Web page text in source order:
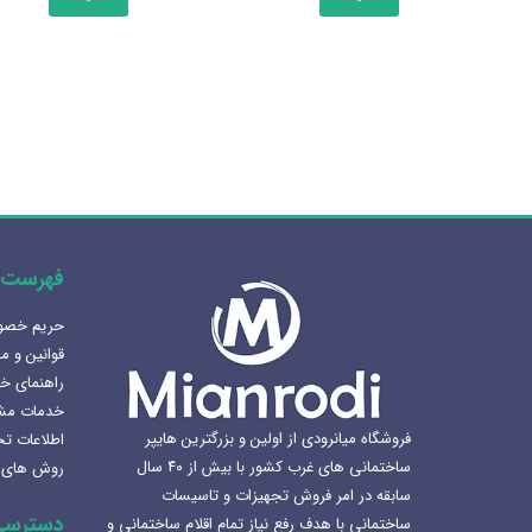
ممکن
صفحه
محصول
انتخاب
شوند
فروشگاه میانرودی از اولین و بزرگترین هایپر
ساختمانی های غرب کشور با بیش از ۴۰ سال
سابقه در امر فروش تجهیزات و تاسیسات
ساختمانی با هدف رفع نیاز تمام اقلام ساختمانی و
حریم
قوانین و
راهنمای
خدمات
اطلاعات
روش های
هنرلوکس سازی سرویس بهداشتی
1405-02-07
بهترین سینک ظرفشویی برای
آشپزخانه
1404-12-02